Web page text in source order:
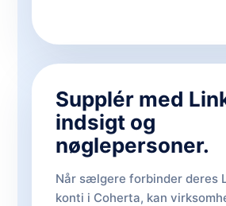
Supplér med
indsigt og
nøglepersoner.
Når sælgere forbinder deres
konti i Coherta, kan